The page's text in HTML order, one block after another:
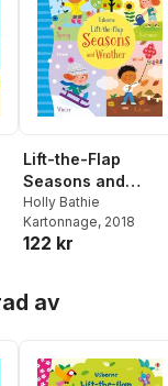
Lift-the-Flap
Seasons and
Weather
Holly Bathie
Kartonnage, 2018
122 kr
av